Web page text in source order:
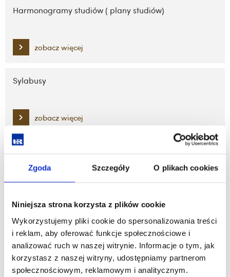
Zgoda Szczegóły O plikach cookies
Niniejsza strona korzysta z plików cookie
Wykorzystujemy pliki cookie do spersonalizowania treści
i reklam, aby oferować funkcje społecznościowe i
analizować ruch w naszej witrynie. Informacje o tym, jak
korzystasz z naszej witryny, udostępniamy partnerom
społecznościowym, reklamowym i analitycznym.
Harmonogramy studiów ( plany studiów)
zobacz więcej
Sylabusy
zobacz więcej
Praktyki programowe Ratownictwo medyczne
zobacz więcej